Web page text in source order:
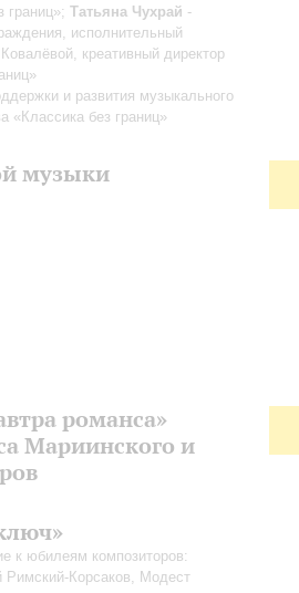
границ»; Татьяна Чухрай -
исполнительный
креативный директор
и развития музыкального
«Классика без границ»
музыки
романса»
Мариинского и
к юбилеям композиторов:
Римский-Корсаков, Модест